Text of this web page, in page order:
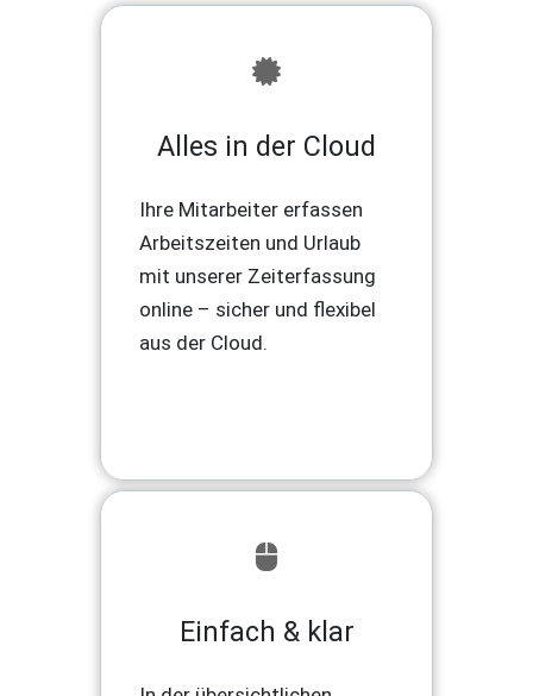
Alles in der Cloud
Ihre Mitarbeiter erfassen
Arbeitszeiten und Urlaub
mit unserer Zeiterfassung
online – sicher und flexibel
aus der Cloud.
Einfach & klar